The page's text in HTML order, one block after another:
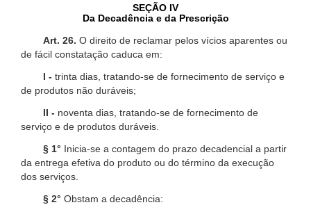
SEÇÃO IV
Da Decadência e da Prescrição
Art. 26. O direito de reclamar pelos vícios aparentes ou
de fácil constatação caduca em:
I - trinta dias, tratando-se de fornecimento de serviço e
de produtos não duráveis;
II - noventa dias, tratando-se de fornecimento de
serviço e de produtos duráveis.
§ 1° Inicia-se a contagem do prazo decadencial a partir
da entrega efetiva do produto ou do término da execução
dos serviços.
§ 2° Obstam a decadência: